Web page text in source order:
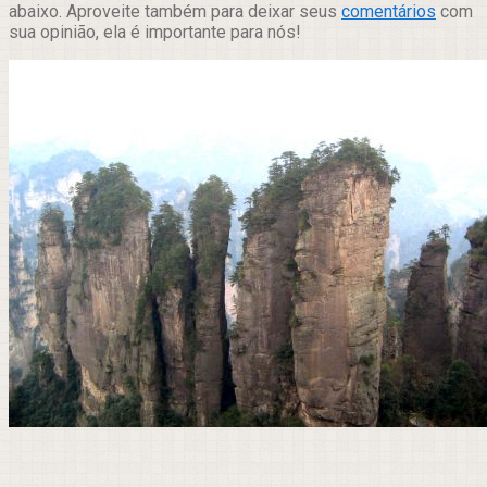
abaixo. Aproveite também para deixar seus comentários com
sua opinião, ela é importante para nós!